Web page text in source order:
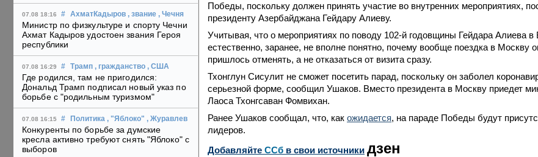
07.08 18:16 # АхматКадыров , звание , Чечня
Министр по физкультуре и спорту Чечни
Ахмат Кадыров удостоен звания Героя
республики
07.08 16:29 # Трамп , гражданство , США
Где родился, там не пригодился:
Дональд Трамп подписал новый указ по
борьбе с "родильным туризмом"
07.08 16:15 # Политика , "Яблоко" , Журавлев
Конкуренты по борьбе за думские
кресла активно требуют снять "Яблоко" с
выборов
Победы, поскольку должен принять участие во внутренних мероприятиях,
президенту Азербайджана Гейдару Алиеву.
Учитывая, что о мероприятиях по поводу 102-й годовщины Гейдара Алиева в
естественно, заранее, не вполне понятно, почему вообще поездка в Москву
пришлось отменять, а не отказаться от визита сразу.
Тхонглун Сисулит не сможет посетить парад, поскольку он заболел
серьезной форме, сообщил Ушаков. Вместо президента в Москву приедет
Лаоса Тхонгсаван Фомвихан.
Ранее Ушаков сообщал, что, как ожидается, на параде Победы будут
лидеров.
Добавляйте CСб в свои источники дзен